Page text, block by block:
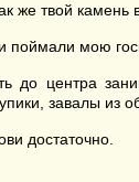
же твой
мою
до центра
завалы из
достаточно.